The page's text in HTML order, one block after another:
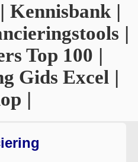
| Kennisbank|
|
Top 100 |
Gids Excel |
|